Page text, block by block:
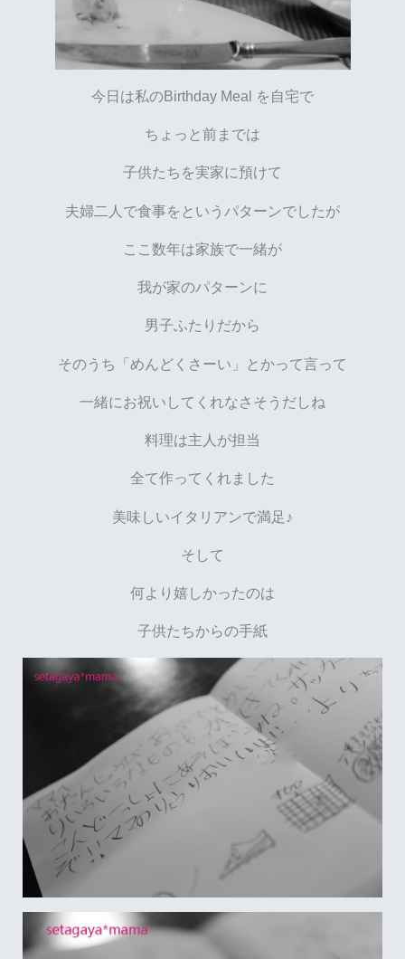
今日は私のBirthday Meal を自宅で
ちょっと前までは
子供たちを実家に預けて
夫婦二人で食事をというパターンでしたが
ここ数年は家族で一緒が
我が家のパターンに
男子ふたりだから
そのうち「めんどくさーい」とかって言って
一緒にお祝いしてくれなさそうだしね
料理は主人が担当
全て作ってくれました
美味しいイタリアンで満足♪
そして
何より嬉しかったのは
子供たちからの手紙